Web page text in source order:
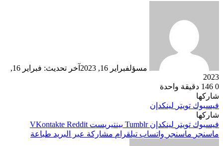
مسؤلفبراير 16, 2023
آخر تحديث: فبراير 16,
2023
0
دقيقة واحدة
شاركها
فيسبوك تويتر لينكدإن
شاركها
فيسبوك تويتر لينكدإن بينتيريست
ماسنجر ماسنجر واتساب تيلقرام مشاركة عبر البريد طباعة